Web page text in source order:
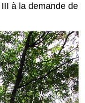
à la demande de